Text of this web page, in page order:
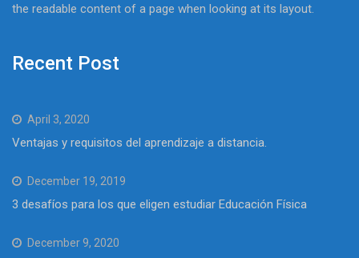
the readable content of a page when looking at its layout.
Recent Post
April 3, 2020
Ventajas y requisitos del aprendizaje a distancia.
December 19, 2019
3 desafíos para los que eligen estudiar Educación Física
December 9, 2020